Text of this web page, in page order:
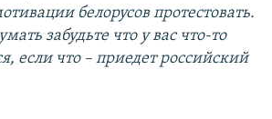
белорусов протестовать.
забудьте что у вас что-то
если что – приедет российский